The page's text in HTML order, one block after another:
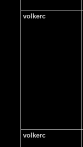
volkerc
volkerc